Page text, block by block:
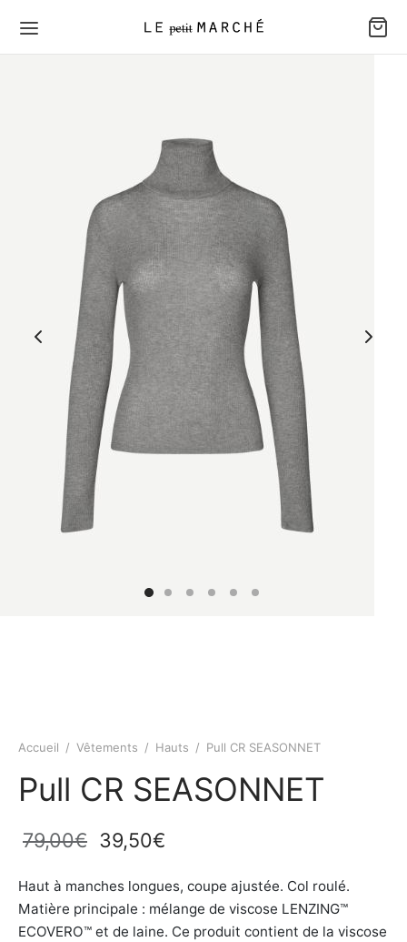
Accueil / Vêtements / Hauts / Pull CR SEASONNET
Pull CR SEASONNET
79,00€
Le prix
était :
79,00€.
39,50€
est :
39,50€.
Haut à manches longues, coupe ajustée. Col roulé.
Matière principale : mélange de viscose LENZING™
ECOVERO™ et de laine. Ce produit contient de la viscose